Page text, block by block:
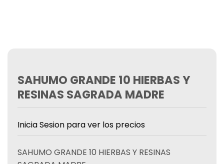
SAHUMO GRANDE 10 HIERBAS Y
RESINAS SAGRADA MADRE
Inicia Sesion para ver los precios
SAHUMO GRANDE 10 HIERBAS Y RESINAS